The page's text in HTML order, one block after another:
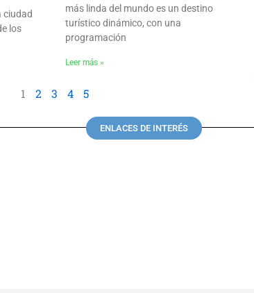
ciudad
los
más linda del mundo es un destino
turístico dinámico, con una
programación
Leer más »
1 2 3 4 5
ENLACES DE INTERÉS